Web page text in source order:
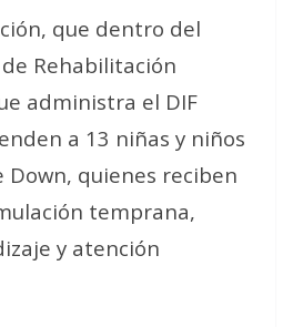
que dentro del
Rehabilitación
administra el DIF
a 13 niñas y niños
Down, quienes reciben
temprana,
y atención